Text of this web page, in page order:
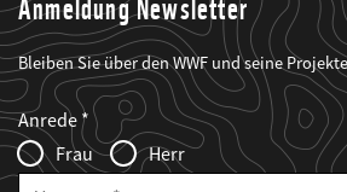
Bleiben Sie über den WWF und seine
Web2Case
Infofelder
Fieldset
anrede_name
Anrede
Frau
Herr